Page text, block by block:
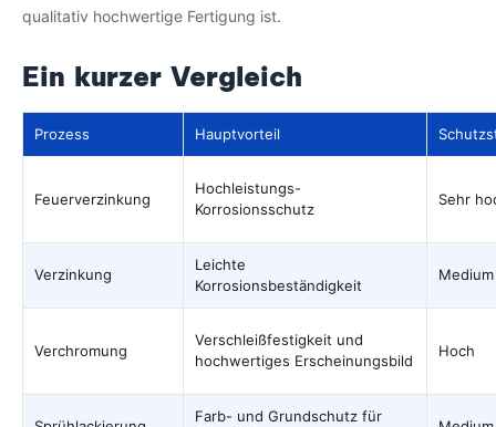
qualitativ hochwertige Fertigung ist.
Ein kurzer Vergleich
Prozess Hauptvorteil
Feuerverzinkung
Hochleistungs-
Korrosionsschutz
Sehr
Verzinkung
Leichte
Korrosionsbeständigkeit
Medium
Verchromung
Verschleißfestigkeit und
hochwertiges Erscheinungsbild
Hoch
Farb- und Grundschutz für